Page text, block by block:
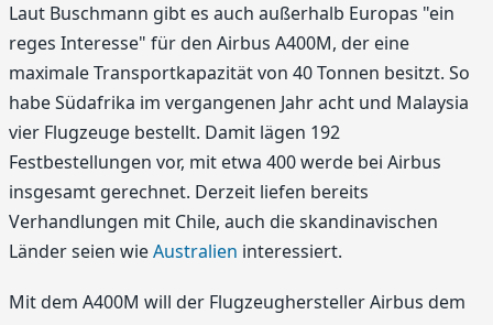
Laut Buschmann gibt es auch außerhalb Europas "ein
reges Interesse" für den Airbus A400M, der eine
maximale Transportkapazität von 40 Tonnen besitzt. So
habe Südafrika im vergangenen Jahr acht und Malaysia
vier Flugzeuge bestellt. Damit lägen 192
Festbestellungen vor, mit etwa 400 werde bei Airbus
insgesamt gerechnet. Derzeit liefen bereits
Verhandlungen mit Chile, auch die skandinavischen
Länder seien wieAustralien interessiert.
Mit dem A400M will der Flugzeughersteller Airbus dem